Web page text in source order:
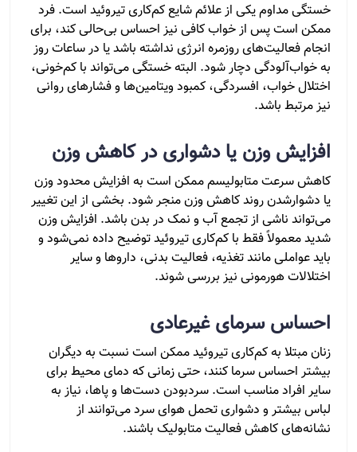
خستگی مداوم یکی از علائم شایع کم‌کاری تیروئید است. فرد
ممکن است پس از خواب کافی نیز احساس بی‌حالی کند، برای
انجام فعالیت‌های روزمره انرژی نداشته باشد یا در ساعات روز
به خواب‌آلودگی دچار شود. البته خستگی می‌تواند با کم‌خونی،
اختلال خواب، افسردگی، کمبود ویتامین‌ها و فشارهای روانی
نیز مرتبط باشد.
افزایش وزن یا دشواری در کاهش وزن
کاهش سرعت متابولیسم ممکن است به افزایش محدود وزن
یا دشوارشدن روند کاهش وزن منجر شود. بخشی از این تغییر
می‌تواند ناشی از تجمع آب و نمک در بدن باشد. افزایش وزن
شدید معمولاً فقط با کم‌کاری تیروئید توضیح داده نمی‌شود و
باید عواملی مانند تغذیه، فعالیت بدنی، داروها و سایر
اختلالات هورمونی نیز بررسی شوند.
احساس سرمای غیرعادی
زنان مبتلا به کم‌کاری تیروئید ممکن است نسبت به دیگران
بیشتر احساس سرما کنند، حتی زمانی که دمای محیط برای
سایر افراد مناسب است. سردبودن دست‌ها و پاها، نیاز به
لباس بیشتر و دشواری تحمل هوای سرد می‌توانند از
نشانه‌های کاهش فعالیت متابولیک باشند.